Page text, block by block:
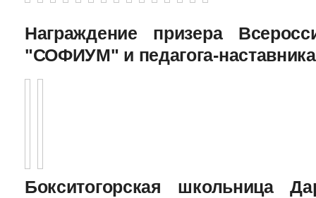
Награждение призера
"СОФИУМ" и педагога-наставника
Бокситогорская школьница